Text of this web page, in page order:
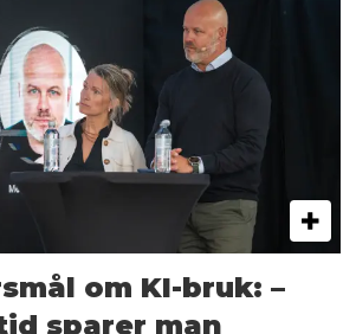
om KI-bruk: –
sparer man